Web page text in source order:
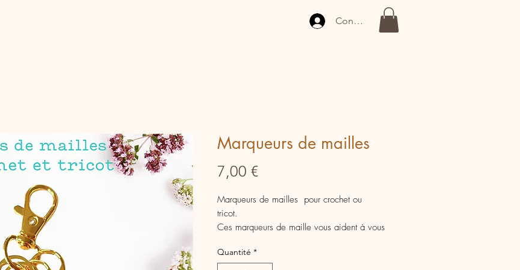
Connexion
Marqueurs de mailles
7,00 €Prix
Marqueurs de mailles pour crochet ou
tricot.
Ces marqueurs de maille vous aident à vous
crochet.
Quantité *